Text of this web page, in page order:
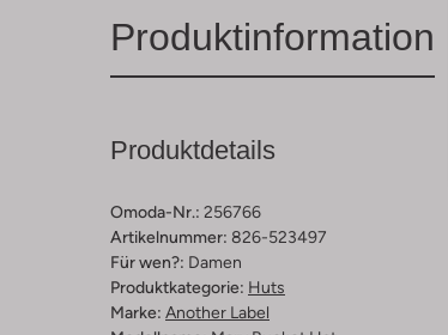
Produktinformation
Produktdetails
Omoda-Nr.: 256766
Artikelnummer: 826-523497
Für wen?: Damen
Produktkategorie: Huts
Marke: Another Label